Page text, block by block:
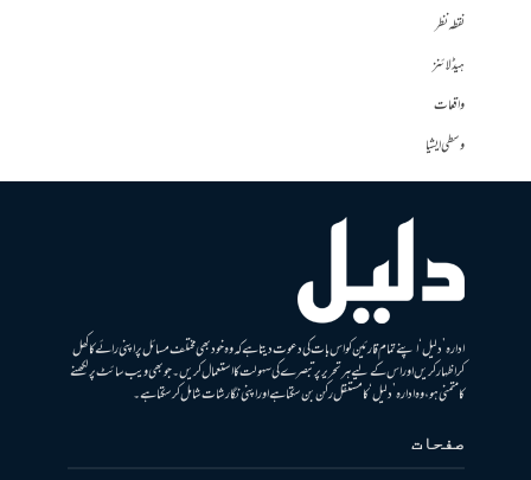
نقطہ نظر
ہیڈلائنز
واقعات
وسطی ایشیا
ادارہ ’دلیل‘ اپنے تمام قارئین کو اس بات کی دعوت دیتا ہے کہ وہ خود بھی مختلف مسائل پر اپنی رائے کا کھل
کر اظہار کریں اور اس کے لیے ہر تحریر پر تبصرے کی سہولت کا استعمال کریں۔ جو بھی ویب سائٹ پر لکھنے
کا متمنی ہو، وہ ادارہ ’دلیل‘ کا مستقل رکن بن سکتا ہے اور اپنی نگارشات شامل کرسکتا ہے۔
صفحات